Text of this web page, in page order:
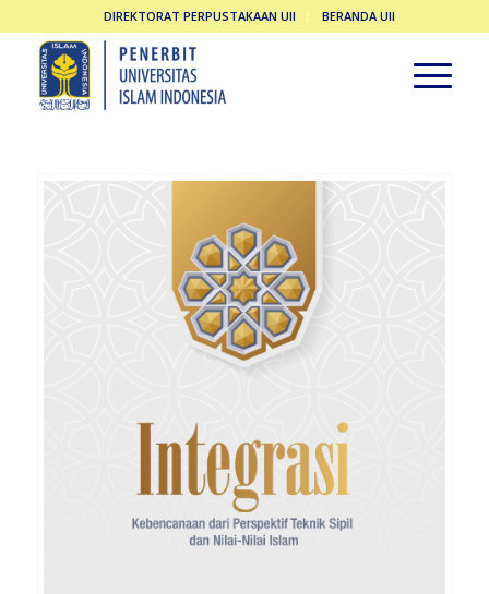
DIREKTORAT PERPUSTAKAAN UII BERANDA UII